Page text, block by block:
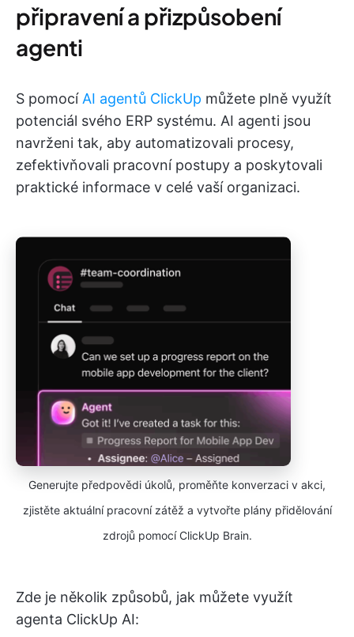
připravení a přizpůsobení
agenti
S pomocí AI agentů ClickUp můžete plně využít
potenciál svého ERP systému. AI agenti jsou
navrženi tak, aby automatizovali procesy,
zefektivňovali pracovní postupy a poskytovali
praktické informace v celé vaší organizaci.
Generujte předpovědi úkolů, proměňte konverzaci v akci,
zjistěte aktuální pracovní zátěž a vytvořte plány přidělování
zdrojů pomocí ClickUp Brain.
Zde je několik způsobů, jak můžete využít
agenta ClickUp AI: